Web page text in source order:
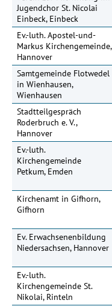
Jugendchor St. Nicolai
Einbeck, Einbeck
Ev.-luth. Apostel-und-
Markus Kirchengemeinde,
Hannover
Samtgemeinde Flotwedel
in Wienhausen,
Wienhausen
Stadtteilgespräch
Roderbruch e. V.,
Hannover
Ev.-luth.
Kirchengemeinde
Petkum, Emden
Kirchenamt in Gifhorn,
Gifhorn
Ev. Erwachsenenbildung
Niedersachsen, Hannover
Ev.-luth.
Kirchengemeinde St.
Nikolai, Rinteln